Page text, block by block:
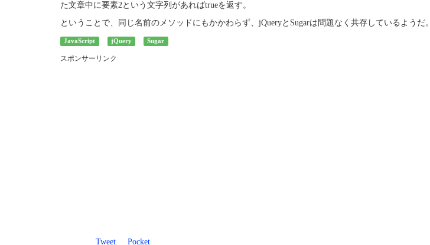
た文章中に要素2という文字列があればtrueを返す。
ということで、同じ名前のメソッドにもかかわらず、jQueryとSugarは問題なく共存しているようだ。
JavaScript jQuery Sugar
スポンサーリンク
Tweet Pocket